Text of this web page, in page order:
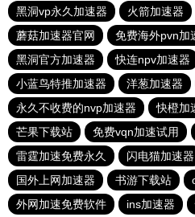
黑洞vp永久加速器
火箭加速器
蘑菇加速器官网
免费海外pvn加
黑洞官方加速器
快连npv加速器
小蓝鸟特推加速器
洋葱加速器
永久不收费的nvp加速器
快橙加
芒果下载站
免费vqn加速试用
雷霆加速免费永久
闪电猫加速器
国外上网加速器
书游下载站
外网加速免费软件
ins加速器